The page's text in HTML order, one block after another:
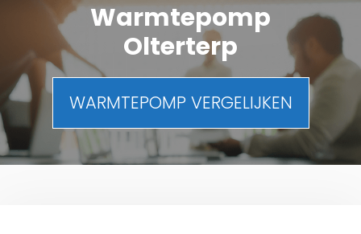
Warmtepomp
Olterterp
WARMTEPOMP VERGELIJKEN